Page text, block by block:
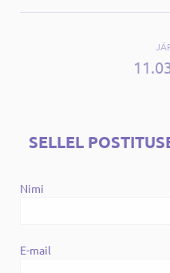
SELLEL
Nimi
E-mail